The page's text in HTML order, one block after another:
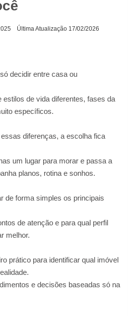
Última Atualização 17/02/2026
decidir entre casa ou
estilos de vida diferentes, fases da
específicos.
diferenças, a escolha fica
um lugar para morar e passa a
planos, rotina e sonhos.
de forma simples os principais
de atenção e para qual perfil
melhor.
prático para identificar qual imóvel
e decisões baseadas só na